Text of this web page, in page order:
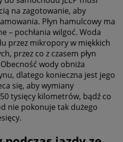
na zagotowanie, aby
Płyn hamulcowy ma
– pochłania wilgoć. Woda
przez mikropory w miękkich
przez co z czasem płyn
wody obniża
dlatego konieczna jest jego
się, aby wymiany
tysięcy kilometrów, bądź co
nie pokonuje tak dużego